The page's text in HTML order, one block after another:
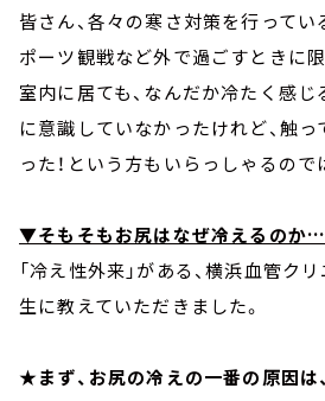
皆さん、各々の寒さ対策を行ってい
ポーツ観戦など外で過ごすときに
室内に居ても、なんだか冷たく感じ
に意識していなかったけれど、触
った！という方もいらっしゃるので
▼そもそもお尻はなぜ冷えるのか…
「冷え性外来」がある、横浜血管ク
生に教えていただきました。
★まず、お尻の冷えの一番の原因は